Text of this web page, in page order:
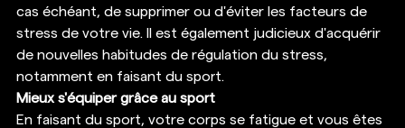
cas échéant, de supprimer ou d'éviter les facteurs de
stress de votre vie. Il est également judicieux d'acquérir
de nouvelles habitudes de régulation du stress,
notamment en faisant du sport.
Mieux s'équiper grâce au sport
En faisant du sport, votre corps se fatigue et vous êtes